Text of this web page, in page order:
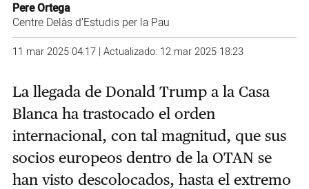
Pere Ortega
Centre Delàs d’Estudis per la Pau
11 mar 2025 04:17 | Actualizado: 12 mar 2025 18:23
La llegada de Donald Trump a la Casa
Blanca ha trastocado el orden
internacional, con tal magnitud, que sus
socios europeos dentro de la OTAN se
han visto descolocados, hasta el extremo